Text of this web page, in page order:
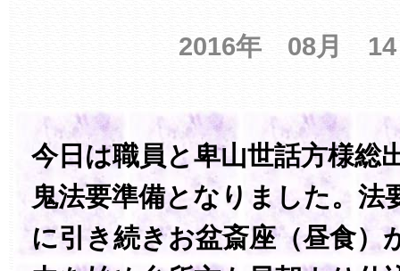
2016年 08月
今日は職員と卑山世話方様総
鬼法要準備となりました。法
に引き続きお盆斎座（昼食）